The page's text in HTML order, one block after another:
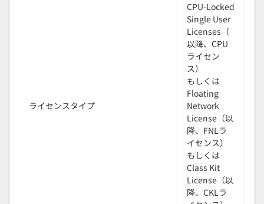
ライセンスタイプ
CPU-Locked
Single User
Licenses（
以降、CPU
ライセン
ス）
もしくは
Floating
Network
License（以
降、FNLラ
イセンス）
もしくは
Class Kit
License（以
降、CKLラ